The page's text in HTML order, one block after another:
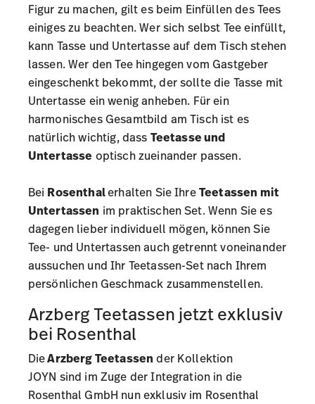
Figur zu machen, gilt es beim Einfüllen des Tees
einiges zu beachten. Wer sich selbst Tee einfüllt,
kann Tasse und Untertasse auf dem Tisch stehen
lassen. Wer den Tee hingegen vom Gastgeber
eingeschenkt bekommt, der sollte die Tasse mit
Untertasse ein wenig anheben. Für ein
harmonisches Gesamtbild am Tisch ist es
natürlich wichtig, dass Teetasse und
Untertasse optisch zueinander passen.
Bei Rosenthalerhalten Sie IhreTeetassen mit
Untertassen im praktischen Set. Wenn Sie es
dagegen lieber individuell mögen, können Sie
Tee- und Untertassen auch getrennt voneinander
aussuchen und Ihr Teetassen-Set nach Ihrem
persönlichen Geschmack zusammenstellen.
Arzberg Teetassen jetzt exklusiv
bei Rosenthal
DieArzberg Teetassen der Kollektion
JOYN sind im Zuge der Integration in die
Rosenthal GmbH nun exklusiv im Rosenthal